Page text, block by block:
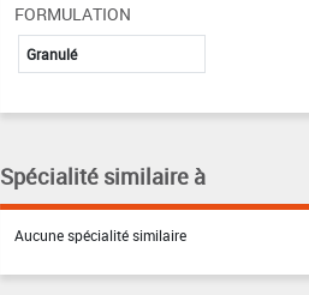
FORMULATION
Granulé
Spécialité similaire à
Aucune spécialité similaire